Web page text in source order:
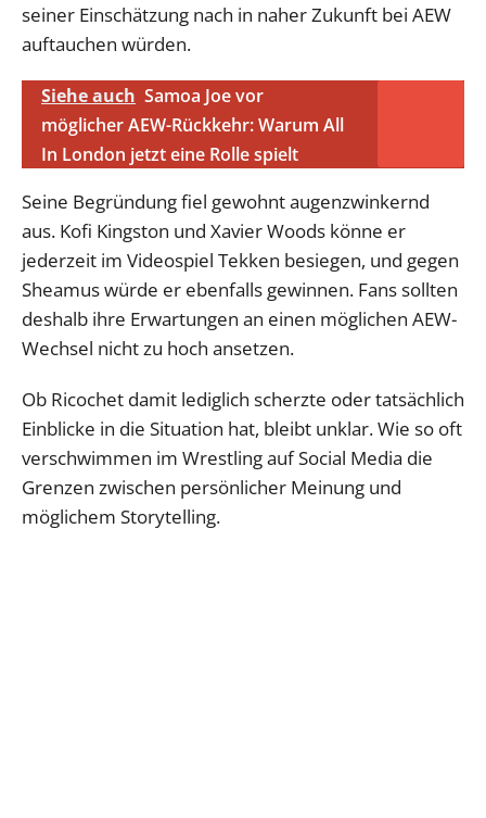
seiner Einschätzung nach in naher Zukunft bei AEW
auftauchen würden.
Siehe auch Samoa Joe vor
möglicher AEW-Rückkehr: Warum All
In London jetzt eine Rolle spielt
Seine Begründung fiel gewohnt augenzwinkernd
aus. Kofi Kingston und Xavier Woods könne er
jederzeit im Videospiel Tekken besiegen, und gegen
Sheamus würde er ebenfalls gewinnen. Fans sollten
deshalb ihre Erwartungen an einen möglichen AEW-
Wechsel nicht zu hoch ansetzen.
Ob Ricochet damit lediglich scherzte oder tatsächlich
Einblicke in die Situation hat, bleibt unklar. Wie so oft
verschwimmen im Wrestling auf Social Media die
Grenzen zwischen persönlicher Meinung und
möglichem Storytelling.